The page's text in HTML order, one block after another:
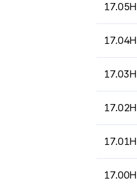
17.05H
17.04H
17.03H
17.02H
17.01H
17.00H